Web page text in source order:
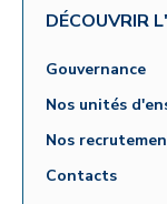
DÉCOUVRIR
Gouvernance
Nos unités
Nos
Contacts